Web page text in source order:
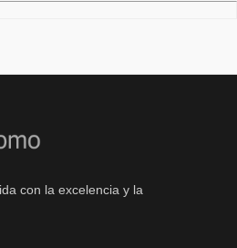
con la excelencia y la